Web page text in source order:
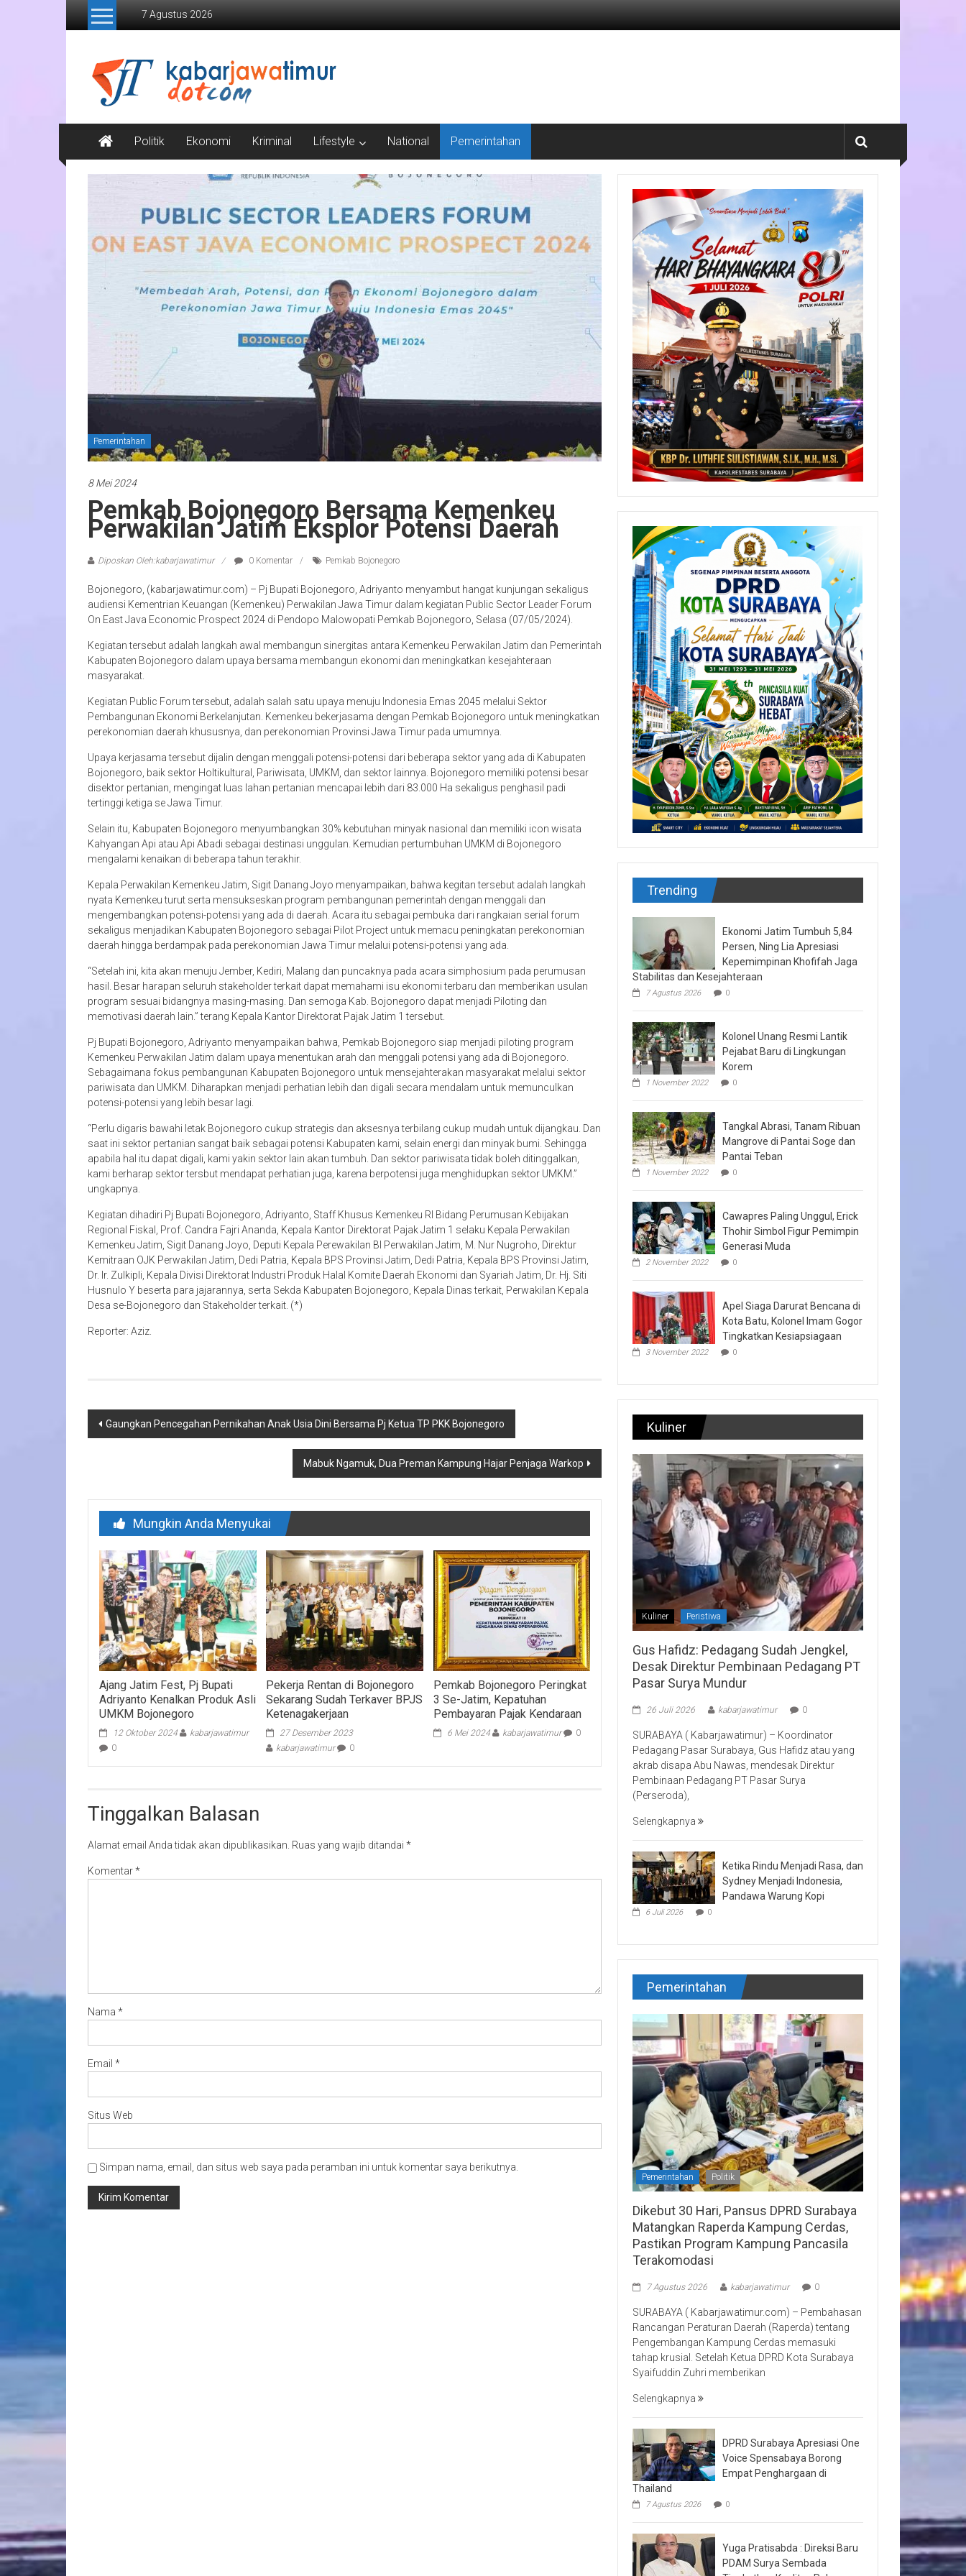
Lompat
7 Agustus 2026
Kabar
Jawa
Timur
Media
Online
Jawa
Timur
Politik Ekonomi Kriminal Lifestyle National Pemerintahan
Pemerintahan
8 Mei 2024
Pemkab Bojonegoro Bersama Kemenkeu
Perwakilan Jatim Eksplor Potensi Daerah
Diposkan Oleh:kabarjawatimur 0 Komentar Pemkab Bojonegoro
Bojonegoro, (kabarjawatimur.com) – Pj Bupati Bojonegoro, Adriyanto menyambut hangat kunjungan sekaligus
audiensi Kementrian Keuangan (Kemenkeu) Perwakilan Jawa Timur dalam kegiatan Public Sector Leader Forum
On East Java Economic Prospect 2024 di Pendopo Malowopati Pemkab Bojonegoro, Selasa (07/05/2024).
Kegiatan tersebut adalah langkah awal membangun sinergitas antara Kemenkeu Perwakilan Jatim dan Pemerintah
Kabupaten Bojonegoro dalam upaya bersama membangun ekonomi dan meningkatkan kesejahteraan
masyarakat.
Kegiatan Public Forum tersebut, adalah salah satu upaya menuju Indonesia Emas 2045 melalui Sektor
Pembangunan Ekonomi Berkelanjutan. Kemenkeu bekerjasama dengan Pemkab Bojonegoro untuk meningkatkan
perekonomian daerah khususnya, dan perekonomian Provinsi Jawa Timur pada umumnya.
Upaya kerjasama tersebut dijalin dengan menggali potensi-potensi dari beberapa sektor yang ada di Kabupaten
Bojonegoro, baik sektor Holtikultural, Pariwisata, UMKM, dan sektor lainnya. Bojonegoro memiliki potensi besar
disektor pertanian, mengingat luas lahan pertanian mencapai lebih dari 83.000 Ha sekaligus penghasil padi
tertinggi ketiga se Jawa Timur.
Selain itu, Kabupaten Bojonegoro menyumbangkan 30% kebutuhan minyak nasional dan memiliki icon wisata
Kahyangan Api atau Api Abadi sebagai destinasi unggulan. Kemudian pertumbuhan UMKM di Bojonegoro
mengalami kenaikan di beberapa tahun terakhir.
Kepala Perwakilan Kemenkeu Jatim, Sigit Danang Joyo menyampaikan, bahwa kegitan tersebut adalah langkah
nyata Kemenkeu turut serta mensukseskan program pembangunan pemerintah dengan menggali dan
mengembangkan potensi-potensi yang ada di daerah. Acara itu sebagai pembuka dari rangkaian serial forum
sekaligus menjadikan Kabupaten Bojonegoro sebagai Pilot Project untuk memacu peningkatan perekonomian
daerah hingga berdampak pada perekonomian Jawa Timur melalui potensi-potensi yang ada.
“Setelah ini, kita akan menuju Jember, Kediri, Malang dan puncaknya pada acara simphosium pada perumusan
hasil. Besar harapan seluruh stakeholder terkait dapat memahami isu ekonomi terbaru dan memberikan usulan
program sesuai bidangnya masing-masing. Dan semoga Kab. Bojonegoro dapat menjadi Piloting dan
memotivasi daerah lain.” terang Kepala Kantor Direktorat Pajak Jatim 1 tersebut.
Pj Bupati Bojonegoro, Adriyanto menyampaikan bahwa, Pemkab Bojonegoro siap menjadi piloting program
Kemenkeu Perwakilan Jatim dalam upaya menentukan arah dan menggali potensi yang ada di Bojonegoro.
Sebagaimana fokus pembangunan Kabupaten Bojonegoro untuk mensejahterakan masyarakat melalui sektor
pariwisata dan UMKM. Diharapkan menjadi perhatian lebih dan digali secara mendalam untuk memunculkan
potensi-potensi yang lebih besar lagi.
“Perlu digaris bawahi letak Bojonegoro cukup strategis dan aksesnya terbilang cukup mudah untuk dijangkau. Dan
saat ini sektor pertanian sangat baik sebagai potensi Kabupaten kami, selain energi dan minyak bumi. Sehingga
apabila hal itu dapat digali, kami yakin sektor lain akan tumbuh. Dan sektor pariwisata tidak boleh ditinggalkan,
kami berharap sektor tersbut mendapat perhatian juga, karena berpotensi juga menghidupkan sektor UMKM.”
ungkapnya.
Kegiatan dihadiri Pj Bupati Bojonegoro, Adriyanto, Staff Khusus Kemenkeu RI Bidang Perumusan Kebijakan
Regional Fiskal, Prof. Candra Fajri Ananda, Kepala Kantor Direktorat Pajak Jatim 1 selaku Kepala Perwakilan
Kemenkeu Jatim, Sigit Danang Joyo, Deputi Kepala Perewakilan BI Perwakilan Jatim, M. Nur Nugroho, Direktur
Kemitraan OJK Perwakilan Jatim, Dedi Patria, Kepala BPS Provinsi Jatim, Dedi Patria, Kepala BPS Provinsi Jatim,
Dr. Ir. Zulkipli, Kepala Divisi Direktorat Industri Produk Halal Komite Daerah Ekonomi dan Syariah Jatim, Dr. Hj. Siti
Husnulo Y beserta para jajarannya, serta Sekda Kabupaten Bojonegoro, Kepala Dinas terkait, Perwakilan Kepala
Desa se-Bojonegoro dan Stakeholder terkait. (*)
Reporter: Aziz.
Navigasi
Gaungkan Pencegahan Pernikahan Anak Usia Dini Bersama Pj Ketua TP PKK Bojonegoro
Mabuk Ngamuk, Dua Preman Kampung Hajar Penjaga Warkop
Mungkin Anda Menyukai
Ajang Jatim Fest, Pj Bupati
Adriyanto Kenalkan Produk Asli
UMKM Bojonegoro
12 Oktober 2024
kabarjawatimur
0
Pekerja Rentan di Bojonegoro
Sekarang Sudah Terkaver BPJS
Ketenagakerjaan
27 Desember 2023
kabarjawatimur
0
Pemkab Bojonegoro Peringkat
3 Se-Jatim, Kepatuhan
Pembayaran Pajak Kendaraan
6 Mei 2024 kabarjawatimur 0
Tinggalkan Balasan
Alamat email Anda tidak akan dipublikasikan. Ruas yang wajib ditandai *
Komentar*
Nama *
Email *
Situs Web
Simpan nama, email, dan situs web saya pada peramban ini untuk komentar saya berikutnya.
Trending
Ekonomi Jatim Tumbuh 5,84
Persen, Ning Lia Apresiasi
Kepemimpinan Khofifah Jaga
Stabilitas dan Kesejahteraan
7 Agustus 2026 0
Kolonel Unang Resmi Lantik
Pejabat Baru di Lingkungan
Korem
1 November 2022 0
Tangkal Abrasi, Tanam Ribuan
Mangrove di Pantai Soge dan
Pantai Teban
1 November 2022 0
Cawapres Paling Unggul, Erick
Thohir Simbol Figur Pemimpin
Generasi Muda
2 November 2022 0
Apel Siaga Darurat Bencana di
Kota Batu, Kolonel Imam Gogor
Tingkatkan Kesiapsiagaan
3 November 2022 0
Kuliner
Kuliner Peristiwa
Gus Hafidz: Pedagang Sudah Jengkel,
Desak Direktur Pembinaan Pedagang PT
Pasar Surya Mundur
26 Juli 2026 kabarjawatimur 0
SURABAYA ( Kabarjawatimur) – Koordinator
Pedagang Pasar Surabaya, Gus Hafidz atau yang
akrab disapa Abu Nawas, mendesak Direktur
Pembinaan Pedagang PT Pasar Surya
(Perseroda),
Selengkapnya
Ketika Rindu Menjadi Rasa, dan
Sydney Menjadi Indonesia,
Pandawa Warung Kopi
6 Juli 2026 0
Pemerintahan
Pemerintahan Politik
Dikebut 30 Hari, Pansus DPRD Surabaya
Matangkan Raperda Kampung Cerdas,
Pastikan Program Kampung Pancasila
Terakomodasi
7 Agustus 2026 kabarjawatimur 0
SURABAYA ( Kabarjawatimur.com) – Pembahasan
Rancangan Peraturan Daerah (Raperda) tentang
Pengembangan Kampung Cerdas memasuki
tahap krusial. Setelah Ketua DPRD Kota Surabaya
Syaifuddin Zuhri memberikan
Selengkapnya
DPRD Surabaya Apresiasi One
Voice Spensabaya Borong
Empat Penghargaan di
Thailand
7 Agustus 2026 0
Yuga Pratisabda : Direksi Baru
PDAM Surya Sembada